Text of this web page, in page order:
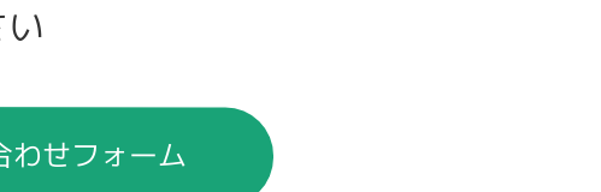
わせフォーム